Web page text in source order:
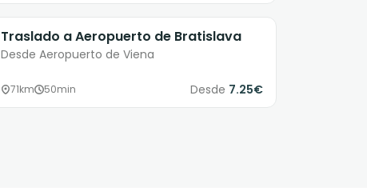
Traslado a Aeropuerto de Bratislava
Desde Aeropuerto de Viena
71km 50min Desde 7.25€